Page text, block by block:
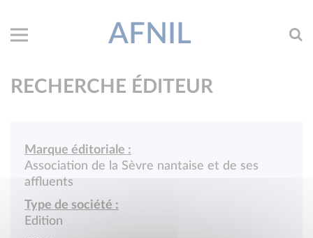
AFNIL
RECHERCHE ÉDITEUR
Marque éditoriale :
Association de la Sèvre nantaise et de ses
affluents
Type de société :
Edition